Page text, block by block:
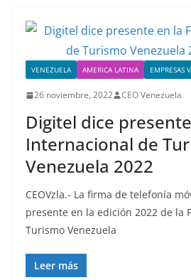
VENEZUELA AMERICA LATINA EMPRESAS
26 noviembre, 2022 CEO Venezuela
Digitel dice
Internacional de
Venezuela 2022
CEOVzla.- La firma de telefonía
presente en la edición 2022 de la
Turismo Venezuela
Leer más